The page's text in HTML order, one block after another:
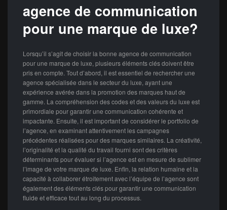
agence de communication
pour une marque de luxe?
Lorsqu’il s’agit de choisir la bonne agence de communication
pour une marque de luxe, plusieurs éléments clés doivent être
pris en compte. Tout d’abord, il est essentiel de rechercher une
agence spécialisée dans le secteur du luxe, ayant une
expérience avérée dans la promotion des marques haut de
gamme. La compréhension des codes et des valeurs du luxe est
primordiale pour garantir une communication cohérente et
impactante. Ensuite, il est important de considérer le portfolio de
l’agence, en examinant attentivement les campagnes
précédentes réalisées pour des marques similaires. La créativité,
l’originalité et la qualité du travail fourni sont des critères
déterminants pour évaluer si l’agence est en mesure de sublimer
l’image de votre marque de luxe. Enfin, la relation humaine et la
capacité à collaborer étroitement avec l’équipe de l’agence sont
également des éléments clés pour garantir une communication
fluide et efficace tout au long du processus.